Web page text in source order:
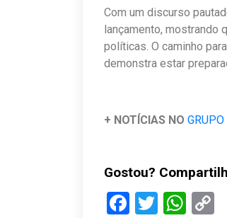
Com um discurso
lançamento, mostrando
políticas. O caminho
demonstra estar
+ NOTÍCIAS NO
Gostou?
Facebook
Twitter